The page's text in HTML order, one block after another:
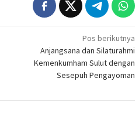
Pos berikutnya
Anjangsana dan Silaturahmi
Kemenkumham Sulut dengan
Sesepuh Pengayoman